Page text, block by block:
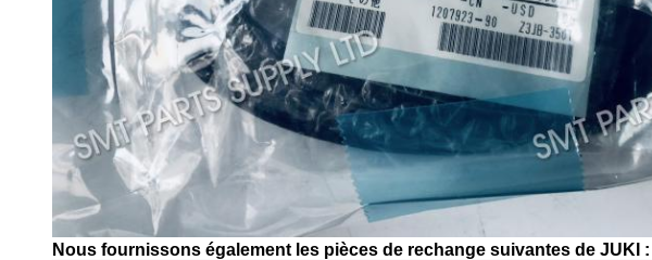
Nous fournissons également les pièces de rechange suivantes de JUKI :